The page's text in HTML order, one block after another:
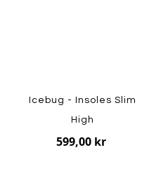
Icebug - Insoles Slim
High
599,00 kr